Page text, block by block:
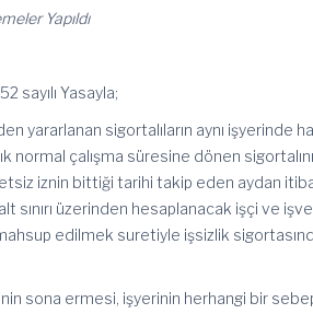
Yapıldı
sayılı Yasayla;
yararlanan sigortalıların aynı işyerinde
normal çalışma süresine dönen
iznin bittiği tarihi takip eden aydan
sınırı üzerinden hesaplanacak işçi ve
edilmek suretiyle işsizlik
sona ermesi, işyerinin herhangi bir